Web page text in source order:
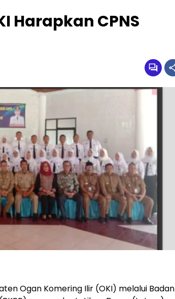
Harapkan CPNS
Ogan Komering Ilir (OKI) melalui Badan